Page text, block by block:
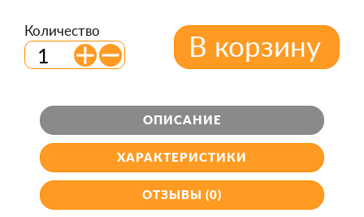
Количество В корзину
ОПИСАНИЕ
ХАРАКТЕРИСТИКИ
ОТЗЫВЫ (0)